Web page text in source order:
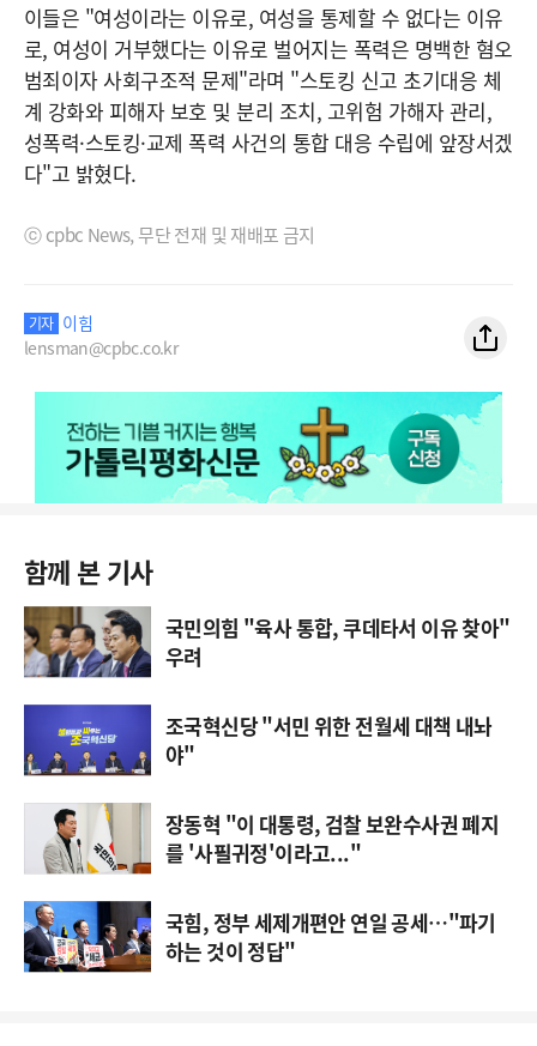
이들은 "여성이라는 이유로, 여성을 통제할 수 없다는 이유
로, 여성이 거부했다는 이유로 벌어지는 폭력은 명백한 혐오
범죄이자 사회구조적 문제"라며 "스토킹 신고 초기대응 체
계 강화와 피해자 보호 및 분리 조치, 고위험 가해자 관리,
성폭력·스토킹·교제 폭력 사건의 통합 대응 수립에 앞장서겠
다"고 밝혔다.
ⓒ cpbc News, 무단 전재 및 재배포 금지
기자 이힘
lensman@cpbc.co.kr
함께 본 기사
국민의힘 "육사 통합, 쿠데타서 이유 찾아"
우려
조국혁신당 "서민 위한 전월세 대책 내놔
야"
장동혁 "이 대통령, 검찰 보완수사권 폐지
를 '사필귀정'이라고..."
국힘, 정부 세제개편안 연일 공세…"파기
하는 것이 정답"